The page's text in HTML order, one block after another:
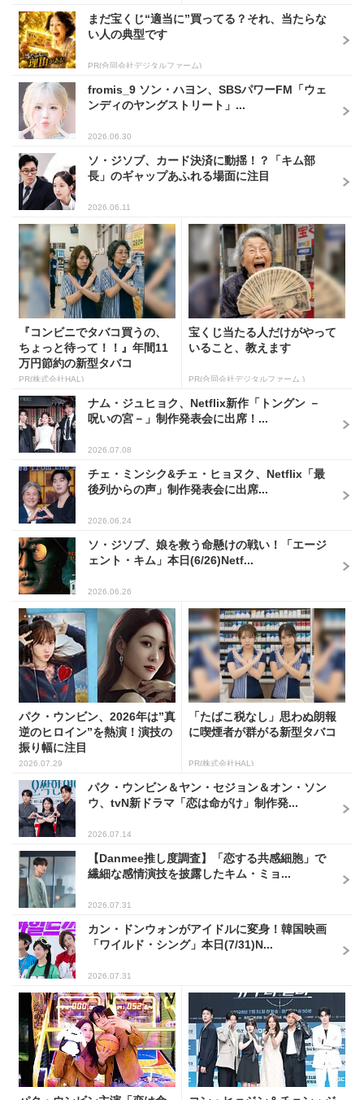
まだ宝くじ“適当に”買ってる？それ、当たらな
い人の典型です
PR(合同会社デジタルファーム)
fromis_9 ソン・ハヨン、SBSパワーFM「ウェ
ンディのヤングストリート」...
2026.06.30
ソ・ジソブ、カード決済に動揺！？「キム部
長」のギャップあふれる場面に注目
2026.06.11
『コンビニでタバコ買うの、
ちょっと待って！！』年間11
万円節約の新型タバコ
PR(株式会社HAL)
宝くじ当たる人だけがやって
いること、教えます
PR(合同会社デジタルファーム )
ナム・ジュヒョク、Netflix新作「トングン －
呪いの宮－」制作発表会に出席！...
2026.07.08
チェ・ミンシク&チェ・ヒョヌク、Netflix「最
後列からの声」制作発表会に出席...
2026.06.24
ソ・ジソブ、娘を救う命懸けの戦い！「エージ
ェント・キム」本日(6/26)Netf...
2026.06.26
パク・ウンビン、2026年は”真
逆のヒロイン”を熱演！演技の
振り幅に注目
2026.07.29
「たばこ税なし」思わぬ朗報
に喫煙者が群がる新型タバコ
PR(株式会社HAL)
パク・ウンビン＆ヤン・セジョン＆オン・ソン
ウ、tvN新ドラマ「恋は命がけ」制作発...
2026.07.14
【Danmee推し度調査】「恋する共感細胞」で
繊細な感情演技を披露したキム・ミョ...
2026.07.31
カン・ドンウォンがアイドルに変身！韓国映画
「ワイルド・シング」本日(7/31)N...
2026.07.31